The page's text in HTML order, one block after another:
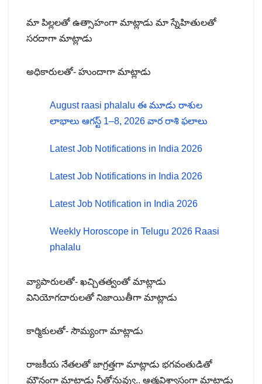
మా పిల్లలతో ఉత్సాహంగా మాట్లాడు మా స్నేహితులతో
సరదాగా మాట్లాడు
అధికారులతో- హుందాగా మాట్లాడు
August raasi phalalu ఈ మూడు రాశుల
లాభాలు ఆగస్ట్ 1–8, 2026 వార రాశి ఫలాలు
Latest Job Notifications in India 2026
Latest Job Notifications in India 2026
Latest Job Notification in India 2026
Weekly Horoscope in Telugu 2026 Raasi
phalalu
వ్యాపారులతో- ఖచ్చితత్వంతో మాట్లాడు
వినియోగదారులతో నిజాయితీగా మాట్లాడు
కార్మికులతో- సౌమ్యంగా మాట్లాడు
రాజకీయ నేతలతో జాగ్రత్తగా మాట్లాడు భగవంతుడితో
మౌనంగా మాట్లాడు నీతోనువ్వు.. ఆత్మవిశ్వాసంగా మాట్లాడు